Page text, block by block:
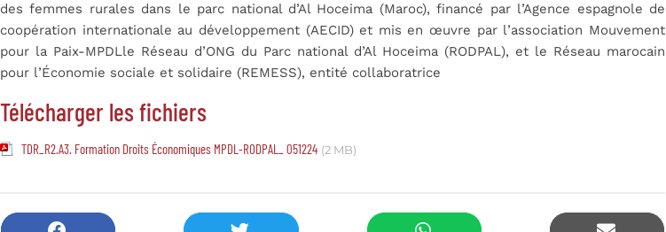
des femmes rurales dans le parc national d’Al Hoceima (Maroc),financé par l’Agence espagnole de
coopération internationale au développement (AECID) et mis en œuvre par l’association Mouvement
pour la Paix-MPDLle Réseau d’ONG du Parc national d’Al Hoceima (RODPAL), et le Réseau marocain
pour l’Économie sociale et solidaire (REMESS), entité collaboratrice
Télécharger les fichiers
TDR_R2.A3. Formation Droits Économiques MPDL-RODPAL_ 051224 (2 MB)